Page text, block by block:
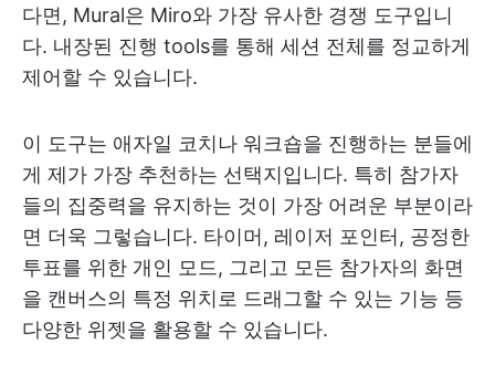
다면, Mural은 Miro와 가장 유사한 경쟁 도구입니
다. 내장된 진행 tools를 통해 세션 전체를 정교하게
제어할 수 있습니다.
이 도구는 애자일 코치나 워크숍을 진행하는 분들에
게 제가 가장 추천하는 선택지입니다. 특히 참가자
들의 집중력을 유지하는 것이 가장 어려운 부분이라
면 더욱 그렇습니다. 타이머, 레이저 포인터, 공정한
투표를 위한 개인 모드, 그리고 모든 참가자의 화면
을 캔버스의 특정 위치로 드래그할 수 있는 기능 등
다양한 위젯을 활용할 수 있습니다.